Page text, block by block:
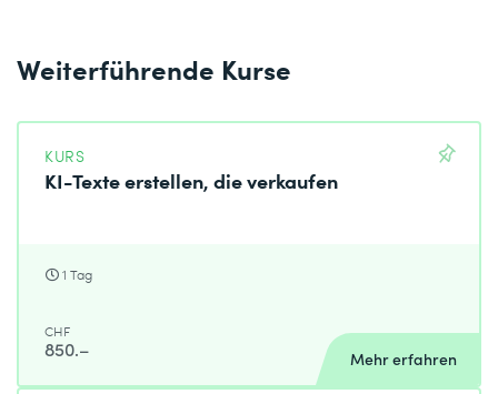
Weiterführende Kurse
KURS
KI-Texte erstellen, die verkaufen
1 Tag
CHF
850.– Mehr erfahren